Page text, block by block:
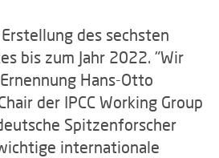
des sechsten
bis zum Jahr 2022. "Wir
Hans-Otto
der IPCC Working Group
Spitzenforscher
internationale